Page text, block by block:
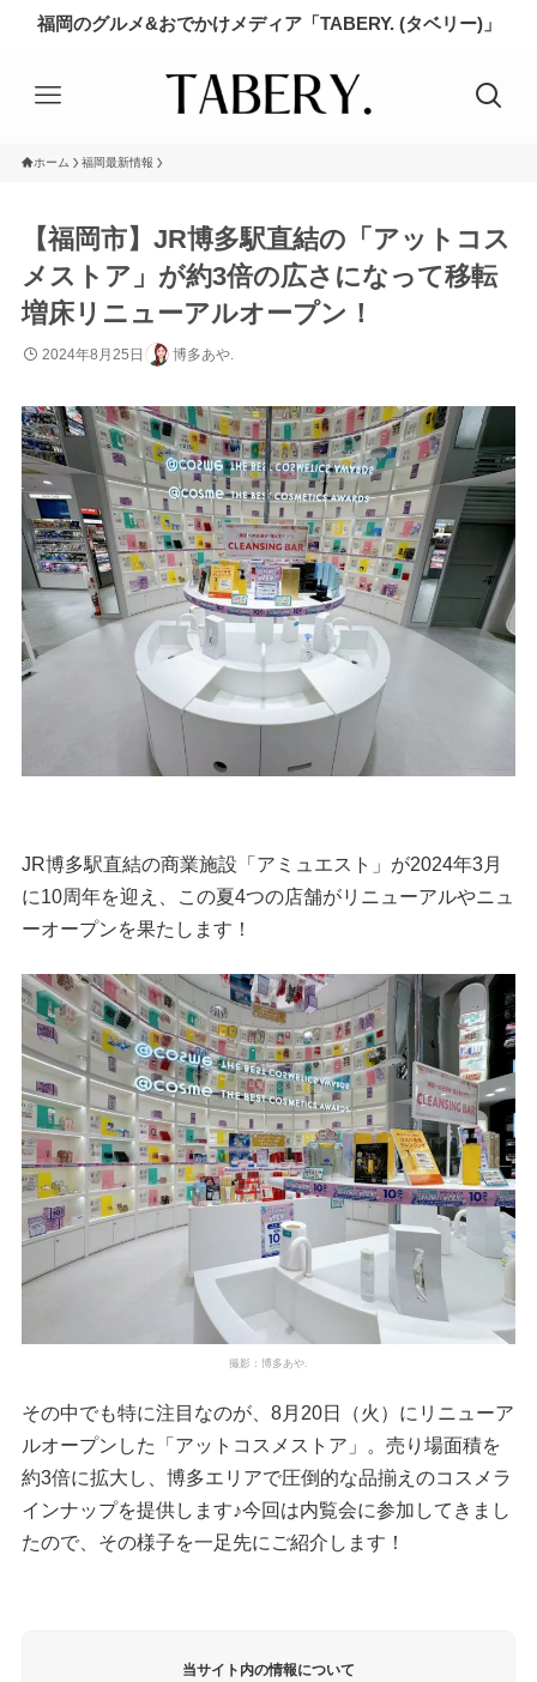
福岡のグルメ&おでかけメディア「TABERY. (タベリー)」
ホーム 福岡最新情報
【福岡市】JR博多駅直結の「アットコス
メストア」が約3倍の広さになって移転
増床リニューアルオープン！
2024年8月25日 博多あや.
JR博多駅直結の商業施設「アミュエスト」が2024年3月
に10周年を迎え、この夏4つの店舗がリニューアルやニュ
ーオープンを果たします！
撮影：博多あや.
その中でも特に注目なのが、8月20日（火）にリニューア
ルオープンした「アットコスメストア」。売り場面積を
約3倍に拡大し、博多エリアで圧倒的な品揃えのコスメラ
インナップを提供します♪今回は内覧会に参加してきまし
たので、その様子を一足先にご紹介します！
当サイト内の情報について